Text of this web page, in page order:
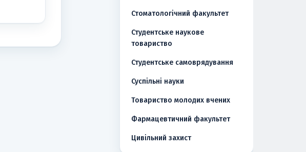
Стоматологічний факультет
Студентське наукове
товариство
Студентське самоврядування
Суспільні науки
Товариство молодих вчених
Фармацевтичний факультет
Цивільний захист